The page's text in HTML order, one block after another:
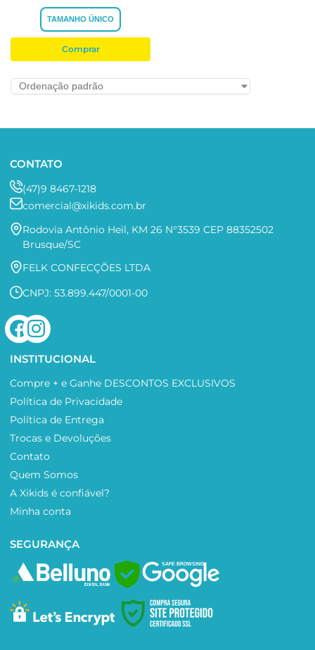
TAMANHO ÚNICO
Comprar
CONTATO
(47)9 8467-1218
comercial@xikids.com.br
Rodovia Antônio Heil, KM 26 N°3539 CEP 88352502
Brusque/SC
FELK CONFECÇÕES LTDA
CNPJ: 53.899.447/0001-00
INSTITUCIONAL
Compre + e Ganhe DESCONTOS EXCLUSIVOS
Política de Privacidade
Política de Entrega
Trocas e Devoluções
Contato
Quem Somos
A Xikids é confiável?
Minha conta
SEGURANÇA
SAFE BROWSING